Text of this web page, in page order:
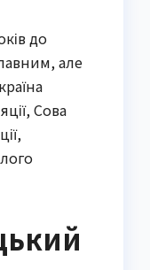
до
але
Сова